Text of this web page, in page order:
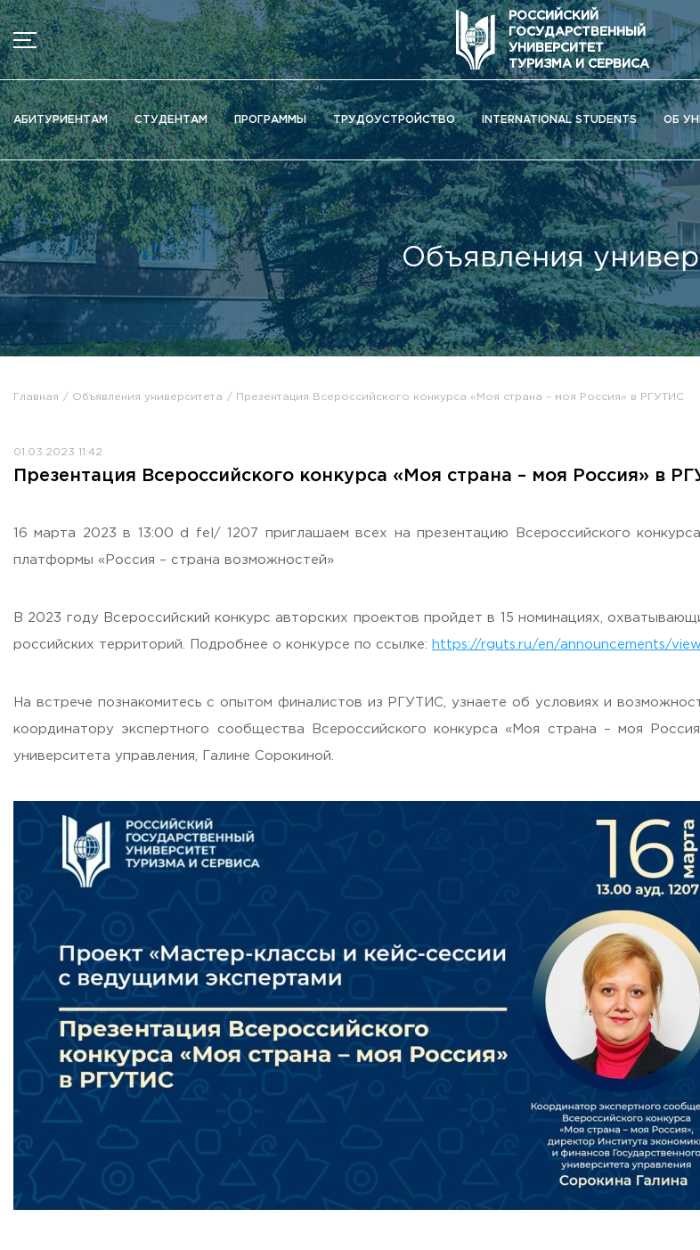
РОССИЙСКИЙ
ГОСУДАРСТВЕННЫЙ
УНИВЕРСИТЕТ
ТУРИЗМА И СЕРВИСА
АБИТУРИЕНТАМ СТУДЕНТАМ ПРОГРАММЫ ТРУДОУСТРОЙСТВО INTERNATIONAL STUDENTS ОБ
МЕНЮ
Новости
Объявления
Документы
Сведения об образовательной организации
Официально о приёме
Научная деятельность
Высшие школы / Институты / Департаменты
Дополнительное образование
Федеральный ресурсный центр
Вакантные места для приема (перевода)
Жилищно-коммунальное хозяйство
Визово-регистрационное сопровождение иностранных граждан
Партнерские проекты
Олимпиады
I Международный туристско-образовательный конгресс «Гостеприимная Россия»
Молодежный фестиваль культурного туризма «КульTURа»
XXX-я Международная научно-практическая конференция «Наука – Сервису»
Филиал ФГБОУ ВО «РГУТИС» в г. Подольске
ЗАКАЗАТЬ ОБРАТНЫЙ ЗВОНОК
141221, Московская обл.,Городской округ Пушкинский, пгт. Черкизово, ул. Главная, 99
ТЕЛЕФОНЫ
+7 (495) 940 83 00
+7 (495) 940 83 58 - Приемная комиссия
E-MAIL
info@rguts.ru
obrashenia@rguts.ru
priem@rguts.ru - Приемная комиссия
ГРАФИК И РЕЖИМ РАБОТЫ
пн-чт: с 09:00 до 18:00;
пт: с 09:00 до 16:45;
сб-вс: выходной
Объявления
Главная Объявления университета Презентация Всероссийского конкурса «Моя страна – моя Россия» в РГУТИС
01.03.2023 11:42
Презентация Всероссийского конкурса «Моя страна – моя Россия» в
16 марта 2023 в 13:00 d fel/ 1207 приглашаем всех на презентацию Всероссийского
платформы «Россия – страна возможностей»
В 2023 году Всероссийский конкурс авторских проектов пройдет в 15 номинациях,
российских территорий. Подробнее о конкурсе по ссылке: https://rguts.ru/en/announcements/
На встрече познакомитесь с опытом финалистов из РГУТИС, узнаете об условиях и
координатору экспертного сообщества Всероссийского конкурса «Моя страна – моя
университета управления, Галине Сорокиной.